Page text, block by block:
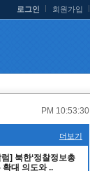
로그인 회원가입
PM 10:53:30
더보기
] 북한‘정찰정보총
확대 의도와 ..